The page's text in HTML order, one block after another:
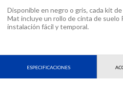
Disponible en negro o gris, cada kit
Mat incluye un rollo de cinta de suelo
instalación fácil y temporal.
ESPECIFICACIONES